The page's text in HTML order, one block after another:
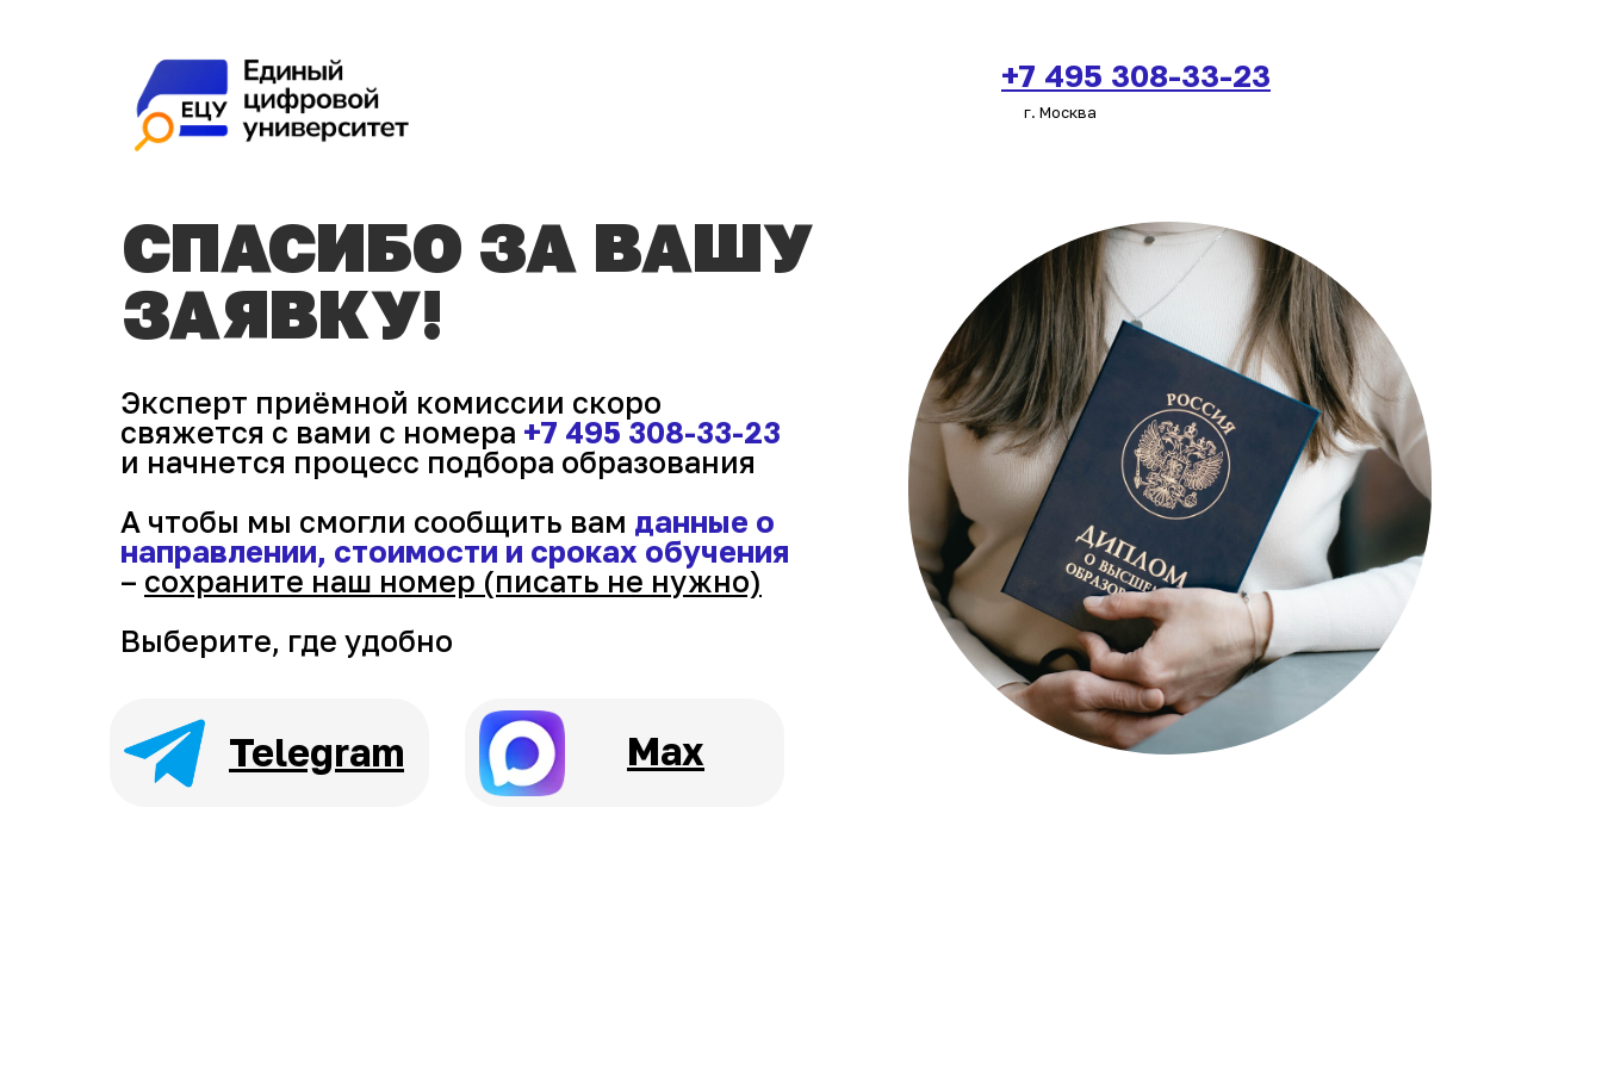
Эксперт приёмной комиссии скоро
свяжется с вами с номера +7 495 308-33-23
и начнется процесс подбора образования
А чтобы мы смогли сообщить вам данные о
направлении, стоимости и сроках обучения
– сохраните наш номер (писать не нужно)
Выберите, где удобно
СПАСИБО ЗА ВАШУ
ЗАЯВКУ!
+7 495 308-33-23
г. Москва
Telegram Max